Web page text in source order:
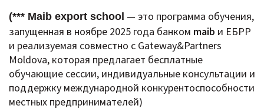
(*** Maib export school — это программа обучения,
запущенная в ноябре 2025 года банком maib и ЕБРР
и реализуемая совместно с Gateway&Partners
Moldova, которая предлагает бесплатные
обучающие сессии, индивидуальные консультации и
поддержку международной конкурентоспособности
местных предпринимателей)